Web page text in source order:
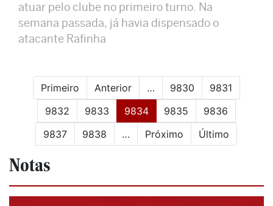
atuar pelo clube no primeiro turno. Na
semana passada, já havia dispensado o
atacante Rafinha
Primeiro Anterior … 9830
9831
9832
9833 9834(current)
9835
9836
9837
9838 … Próximo Último
Notas